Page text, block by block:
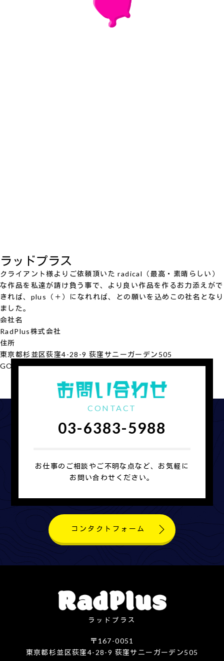
ラッドプラス
クライアント様よりご依頼頂いた radical（最高・素晴らしい）
な作品を私達が請け負う事で、より良い作品を作るお力添えがで
きれば、plus（＋）になれれば、との願いを込めこの社名となり
ました。
会社名
RadPlus株式会社
住所
東京都杉並区荻窪4-28-9 荻窪サニーガーデン505
GOOGLE MAP
会社概要を見る
CONTACT
03-6383-5988
お仕事のご相談やご不明な点など、お気軽に
お問い合わせください。
コンタクトフォーム
ラッドプラス
〒167-0051
東京都杉並区荻窪4-28-9 荻窪サニーガーデン505